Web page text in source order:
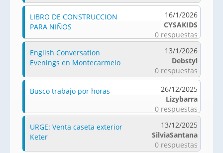
LIBRO DE CONSTRUCCION
PARA NIÑOS
16/1/2026
CYSAKIDS
0 respuestas
English Conversation
Evenings en Montecarmelo
13/1/2026
Debstyl
0 respuestas
Busco trabajo por horas
26/12/2025
Lizybarra
0 respuestas
URGE: Venta caseta exterior
Keter
13/12/2025
SilviaSantana
0 respuestas